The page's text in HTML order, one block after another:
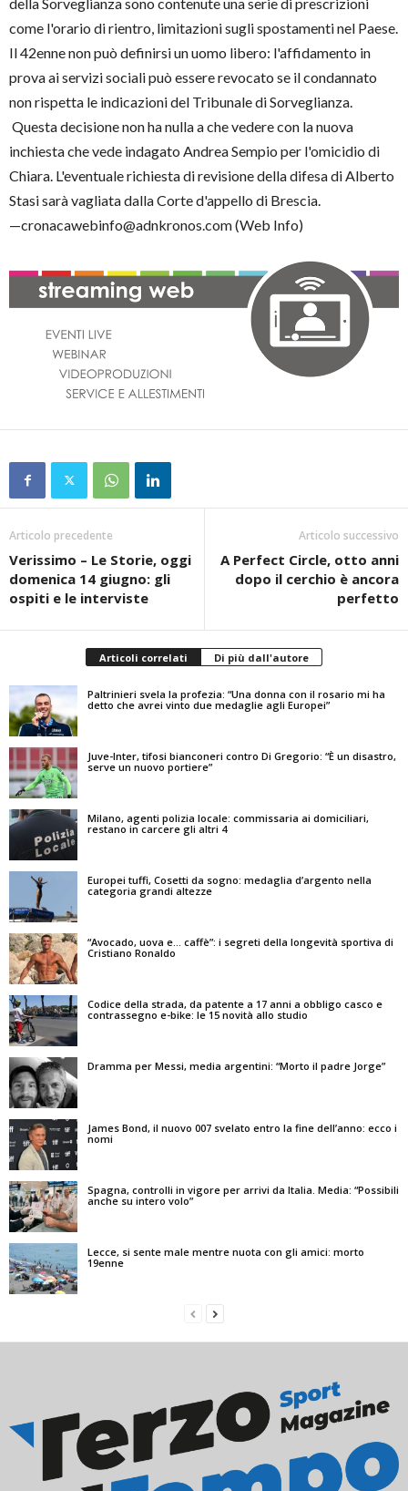
come l'orario di rientro, limitazioni sugli spostamenti nel Paese.
Il 42enne non può definirsi un uomo libero: l'affidamento in
prova ai servizi sociali può essere revocato se il condannato
non rispetta le indicazioni del Tribunale di Sorveglianza.
Questa decisione non ha nulla a che vedere con la nuova
inchiesta che vede indagato Andrea Sempio per l'omicidio di
Chiara. L'eventuale richiesta di revisione della difesa di Alberto
Stasi sarà vagliata dalla Corte d'appello di Brescia.
—cronacawebinfo@adnkronos.com (Web Info)
Articolo precedente
Verissimo – Le Storie, oggi
domenica 14 giugno: gli
ospiti e le interviste
Articolo successivo
A Perfect Circle, otto anni
dopo il cerchio è ancora
perfetto
Articoli correlati Di più dall'autore
Paltrinieri svela la profezia: “Una donna con il rosario mi ha
detto che avrei vinto due medaglie agli Europei”
Juve-Inter, tifosi bianconeri contro Di Gregorio: “È un disastro,
serve un nuovo portiere”
Milano, agenti polizia locale: commissaria ai domiciliari,
restano in carcere gli altri 4
Europei tuffi, Cosetti da sogno: medaglia d’argento nella
categoria grandi altezze
“Avocado, uova e… caffè”: i segreti della longevità sportiva di
Cristiano Ronaldo
Codice della strada, da patente a 17 anni a obbligo casco e
contrassegno e-bike: le 15 novità allo studio
Dramma per Messi, media argentini: “Morto il padre Jorge”
James Bond, il nuovo 007 svelato entro la fine dell’anno: ecco i
nomi
Spagna, controlli in vigore per arrivi da Italia. Media: “Possibili
anche su intero volo”
Lecce, si sente male mentre nuota con gli amici: morto
19enne